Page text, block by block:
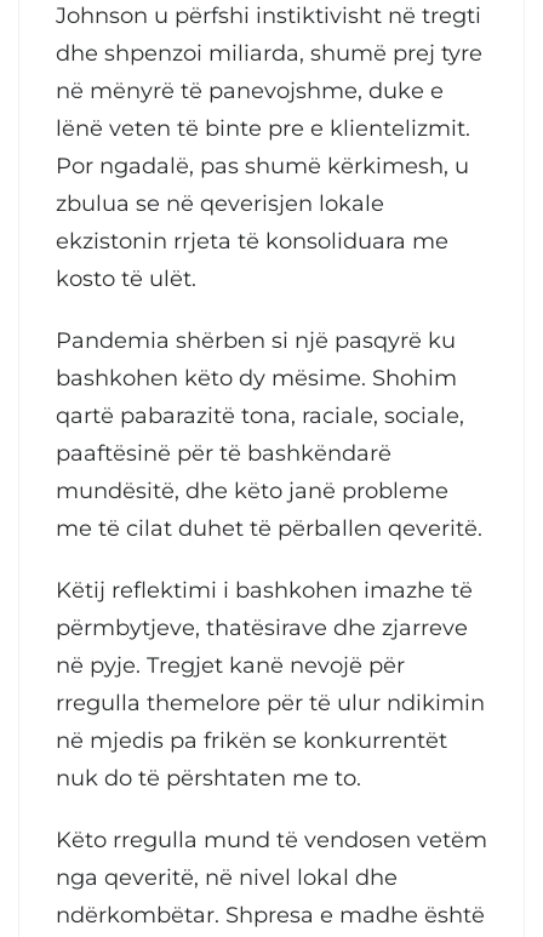
Johnson u përfshi instiktivisht në tregti
dhe shpenzoi miliarda, shumë prej tyre
në mënyrë të panevojshme, duke e
lënë veten të binte pre e klientelizmit.
Por ngadalë, pas shumë kërkimesh, u
zbulua se në qeverisjen lokale
ekzistonin rrjeta të konsoliduara me
kosto të ulët.
Pandemia shërben si një pasqyrë ku
bashkohen këto dy mësime. Shohim
qartë pabarazitë tona, raciale, sociale,
paaftësinë për të bashkëndarë
mundësitë, dhe këto janë probleme
me të cilat duhet të përballen qeveritë.
Këtij reflektimi i bashkohen imazhe të
përmbytjeve, thatësirave dhe zjarreve
në pyje. Tregjet kanë nevojë për
rregulla themelore për të ulur ndikimin
në mjedis pa frikën se konkurrentët
nuk do të përshtaten me to.
Këto rregulla mund të vendosen vetëm
nga qeveritë, në nivel lokal dhe
ndërkombëtar. Shpresa e madhe është